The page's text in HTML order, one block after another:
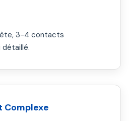
3-4 contacts
détaillé.
Complexe